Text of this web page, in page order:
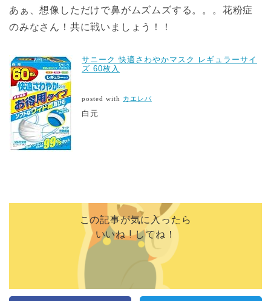
あぁ、想像しただけで鼻がムズムズする。。。花粉症
のみなさん！共に戦いましょう！！
サニーク 快適さわやかマスク レギュラーサイ
ズ 60枚入
posted with カエレバ
白元
この記事が気に入ったら
いいね ! してね！